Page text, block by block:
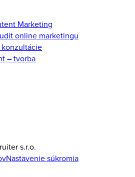
Marketing
online marketingu
konzultácie
– tvorba
s.r.o.
Nastavenie súkromia